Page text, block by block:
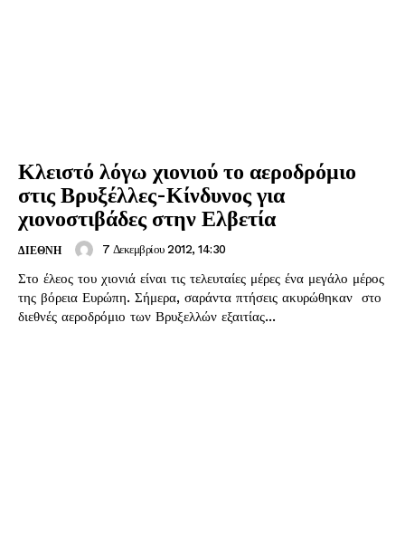
Κλειστό λόγω χιονιού το αεροδρόμιο
στις Βρυξέλλες-Κίνδυνος για
χιονοστιβάδες στην Ελβετία
ΔΙΕΘΝΗ 7 Δεκεμβρίου 2012, 14:30
Στο έλεος του χιονιά είναι τις τελευταίες μέρες ένα μεγάλο μέρος
της βόρεια Ευρώπη. Σήμερα, σαράντα πτήσεις ακυρώθηκαν στο
διεθνές αεροδρόμιο των Βρυξελλών εξαιτίας...